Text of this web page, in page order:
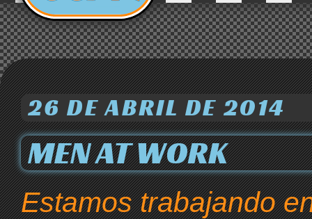
26 DE ABRIL DE 2014
MEN AT WORK
Estamos trabajando